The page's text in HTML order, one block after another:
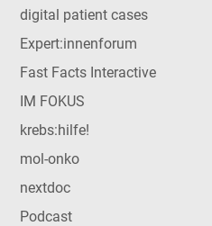
digital patient cases
Expert:innenforum
Fast Facts Interactive
IM FOKUS
krebs:hilfe!
mol-onko
nextdoc
Podcast